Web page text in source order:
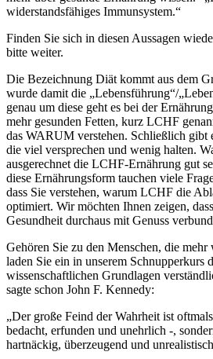
widerstandsfähiges Immunsystem.“
Finden Sie sich in diesen Aussagen
bitte weiter.
Die Bezeichnung Diät kommt aus dem
wurde damit die „Lebensführung“/
genau um diese geht es bei der
mehr gesunden Fetten, kurz LCHF
das WARUM verstehen. Schließlich gibt
die viel versprechen und wenig halten.
ausgerechnet die LCHF-Ernährung gut
diese Ernährungsform tauchen viele
dass Sie verstehen, warum LCHF die
optimiert. Wir möchten Ihnen zeigen,
Gesundheit durchaus mit Genuss
Gehören Sie zu den Menschen, die mehr
laden Sie ein in unserem Schnupperkurs
wissenschaftlichen Grundlagen
sagte schon John F. Kennedy:
„Der große Feind der Wahrheit ist
bedacht, erfunden und unehrlich -,
hartnäckig, überzeugend und